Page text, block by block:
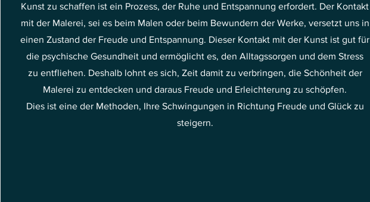
Kunst zu schaffen ist ein Prozess, der Ruhe und Entspannung erfordert. Der Kontakt
mit der Malerei, sei es beim Malen oder beim Bewundern der Werke, versetzt uns in
einen Zustand der Freude und Entspannung. Dieser Kontakt mit der Kunst ist gut für
die psychische Gesundheit und ermöglicht es, den Alltagssorgen und dem Stress
zu entfliehen. Deshalb lohnt es sich, Zeit damit zu verbringen, die Schönheit der
Malerei zu entdecken und daraus Freude und Erleichterung zu schöpfen.
Dies ist eine der Methoden, Ihre Schwingungen in Richtung Freude und Glück zu
steigern.